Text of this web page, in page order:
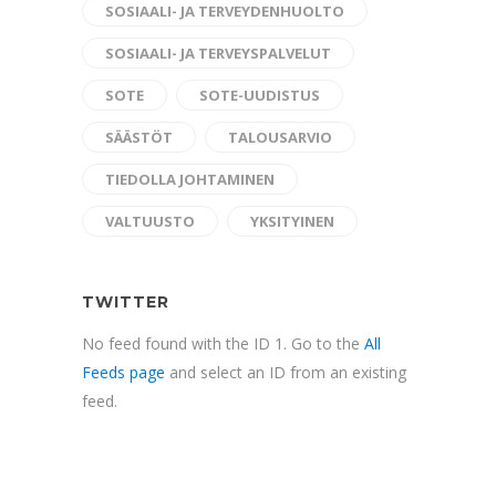
SOSIAALI- JA TERVEYDENHUOLTO
SOSIAALI- JA TERVEYSPALVELUT
SOTE SOTE-UUDISTUS
SÄÄSTÖT TALOUSARVIO
TIEDOLLA JOHTAMINEN
VALTUUSTO YKSITYINEN
TWITTER
No feed found with the ID 1. Go to the All
Feeds page and select an ID from an existing
feed.